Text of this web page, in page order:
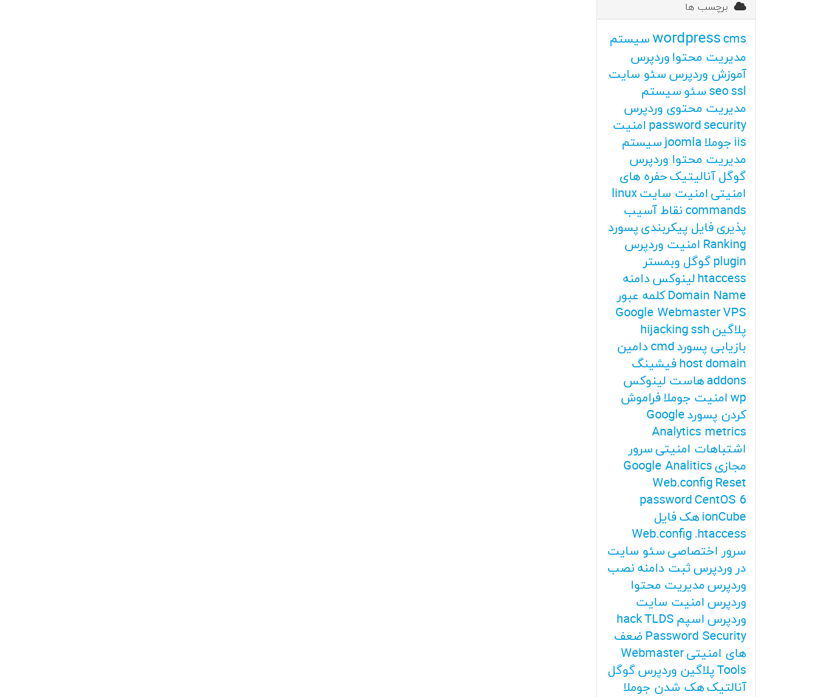
برچسب ها
wordpresscms
سیستم
مدیریت محتوا وردپرس
آموزش وردپرس سئو سایت
seossl سئو سیستم
مدیریت محتوی وردپرس
password security
امنیت
iis جوملا joomlaسیستم
مدیریت محتوا وردپرس
گوگل آنالیتیکحفره های
امنیتی امنیت سایتlinux
commands نقاط آسیب
پذیری فایل پیکربندی پسورد
Ranking امنیت وردپرس
pluginگوگل وبمستر
htaccess لینوکس دامنه
Domain Nameکلمه عبور
Google WebmasterVPS
پلاگین
hijacking ssh
بازیابی پسوردcmd دامین
host domain
فیشینگ
addonsهاست لینوکس
wp امنیت جوملا فراموش
کردن پسوردGoogle
Analytics metrics
اشتباهات امنیتیسرور
مجازیGoogle Analitics
Web.config Reset
password CentOS 6
ionCubeهک فایل
Web.config .htaccess
سرور اختصاصیسئو سایت
در وردپرس ثبت دامنه نصب
وردپرس مدیریت محتوا
وردپرس امنیت سایت
وردپرس اسپم hackTLDS
Password Security ضعف
های امنیتیWebmaster
Toolsپلاگین وردپرسگوگل
آنالتیکهک شدن جوملا